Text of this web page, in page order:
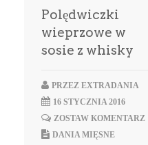
Polędwiczki
wieprzowe w
sosie z whisky
PRZEZ EXTRADANIA
16 STYCZNIA 2016
ZOSTAW KOMENTARZ
DANIA MIĘSNE